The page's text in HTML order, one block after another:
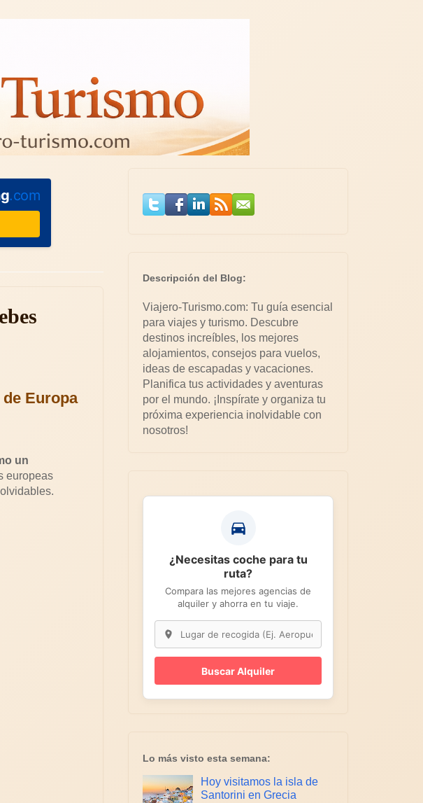
.com
Europa
un
europeas
Descripción del Blog:
Viajero-Turismo.com: Tu guía esencial
para viajes y turismo. Descubre
destinos increíbles, los mejores
alojamientos, consejos para vuelos,
ideas de escapadas y vacaciones.
Planifica tus actividades y aventuras
por el mundo. ¡Inspírate y organiza tu
próxima experiencia inolvidable con
nosotros!
¿Necesitas coche para tu
ruta?
Compara las mejores agencias de
alquiler y ahorra en tu viaje.
Buscar Alquiler
Lo más visto esta semana:
Hoy visitamos la isla de
Santorini en Grecia